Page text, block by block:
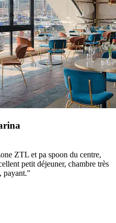
ZTL et pa spoon du centre,
petit déjeuner, chambre très
payant."